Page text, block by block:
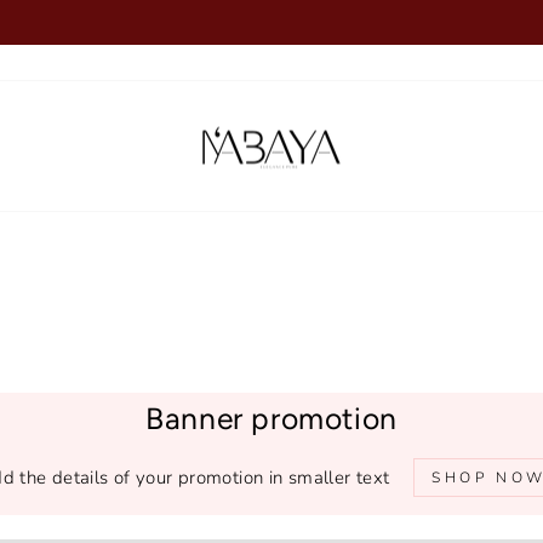
Diaporama
Banner promotion
the details of your promotion in smaller text SHOP NOW